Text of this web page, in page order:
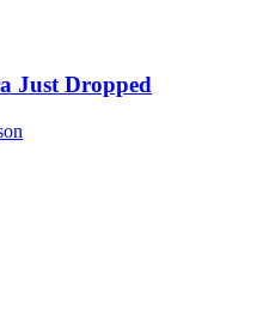
Just Dropped